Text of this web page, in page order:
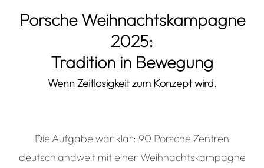
Porsche Weihnachtskampagne
2025:
Tradition in Bewegung
Wenn Zeitlosigkeit zum Konzept wird.
Die Aufgabe war klar: 90 Porsche Zentren
deutschlandweit mit einer Weihnachtskampagne